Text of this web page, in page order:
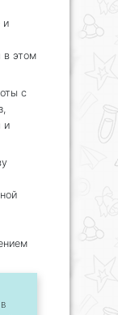
и
в этом
с
и